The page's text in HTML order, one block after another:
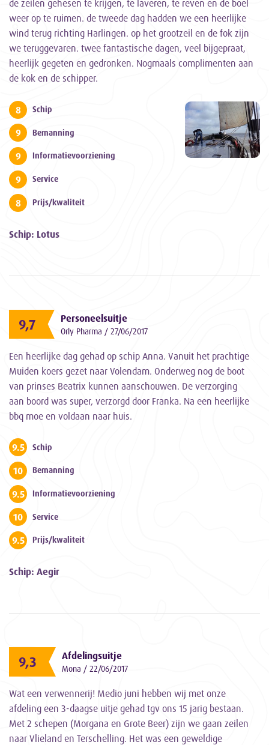
de zeilen gehesen te krijgen, te laveren, te reven en de boel
weer op te ruimen. de tweede dag hadden we een heerlijke
wind terug richting Harlingen. op het grootzeil en de fok zijn
we teruggevaren. twee fantastische dagen, veel bijgepraat,
heerlijk gegeten en gedronken. Nogmaals complimenten aan
de kok en de schipper.
8 Schip
9 Bemanning
9 Informatievoorziening
9 Service
8 Prijs/kwaliteit
Schip: Lotus
9,7 Personeelsuitje
Orly Pharma / 27/06/2017
Een heerlijke dag gehad op schip Anna. Vanuit het prachtige
Muiden koers gezet naar Volendam. Onderweg nog de boot
van prinses Beatrix kunnen aanschouwen. De verzorging
aan boord was super, verzorgd door Franka. Na een heerlijke
bbq moe en voldaan naar huis.
9.5 Schip
10 Bemanning
9.5 Informatievoorziening
10 Service
9.5 Prijs/kwaliteit
Schip: Aegir
9,3 Afdelingsuitje
Mona / 22/06/2017
Wat een verwennerij! Medio juni hebben wij met onze
afdeling een 3-daagse uitje gehad tgv ons 15 jarig bestaan.
Met 2 schepen (Morgana en Grote Beer) zijn we gaan zeilen
naar Vlieland en Terschelling. Het was een geweldige